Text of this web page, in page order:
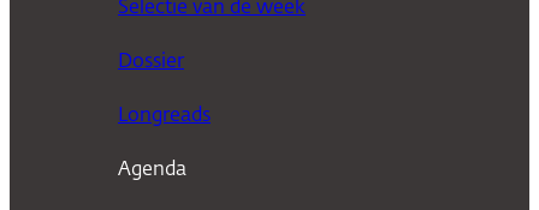
Selectie van de week
Dossier
Longreads
Agenda